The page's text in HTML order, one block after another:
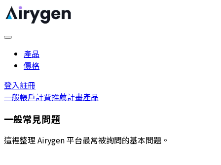
產品
價格
登入註冊
一般帳戶計費推薦計畫產品
一般常見問題
這裡整理 Airygen 平台最常被詢問的基本問題。